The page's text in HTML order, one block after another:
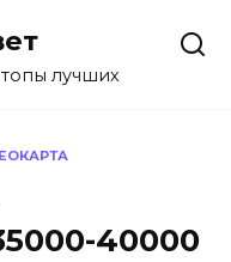
лучших
40000